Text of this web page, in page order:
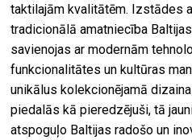
taktilajām kvalitātēm. Izstādes
tradicionālā amatniecība
savienojas ar modernām
funkcionalitātes un kultūras
unikālus kolekcionējamā
piedalās kā pieredzējuši, tā
atspoguļo Baltijas radošo un